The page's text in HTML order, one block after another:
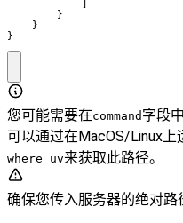
}
}
}
您可能需要在command 字段
可以通过在MacOS/Linux上
where uv来获取此路径。
确保您传入服务器的绝对路